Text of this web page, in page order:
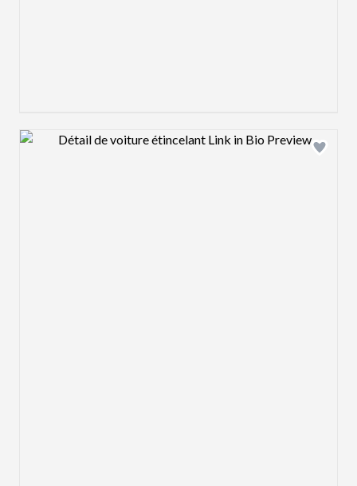
Design preview image